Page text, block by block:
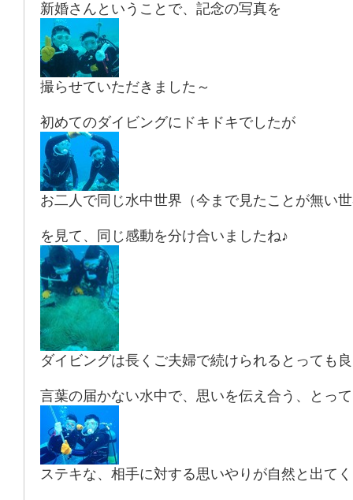
新婚さんということで、記念の写真を
撮らせていただきました～
初めてのダイビングにドキドキでしたが
お二人で同じ水中世界（今まで見たことが無い
を見て、同じ感動を分け合いましたね♪
ダイビングは長くご夫婦で続けられるとっても
言葉の届かない水中で、思いを伝え合う、とっ
ステキな、相手に対する思いやりが自然と出て